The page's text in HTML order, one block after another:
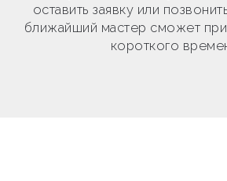
оставить заявку или
ближайший мастер сможет
короткого